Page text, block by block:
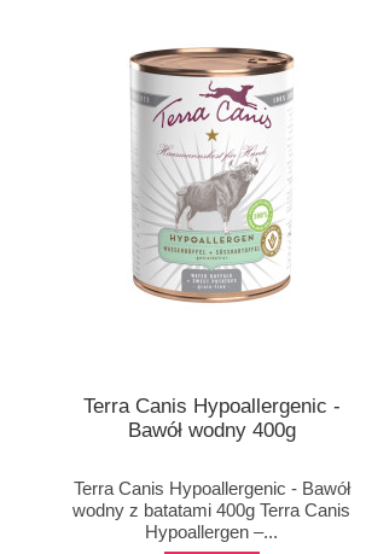
Terra Canis Hypoallergenic -
Bawół wodny 400g
Terra Canis Hypoallergenic - Bawół
wodny z batatami 400g Terra Canis
Hypoallergen –...